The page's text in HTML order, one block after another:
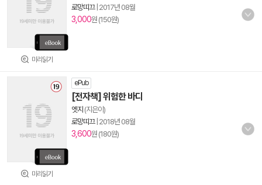
미리읽기
로망띠끄| 2017년 08월
3,000원 (150원)
미리읽기
ePub
[전자책] 위험한 바디
엣지 (지은이)
로망띠끄| 2018년 08월
3,600원 (180원)